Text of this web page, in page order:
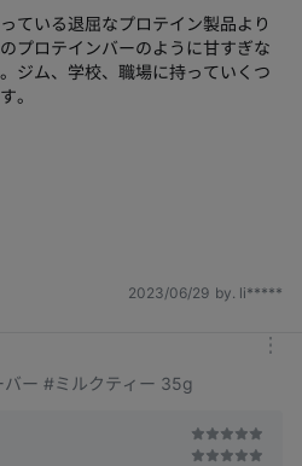
ている退屈なプロテイン製品より
プロテインバーのように甘すぎな
ジム、学校、職場に持っていくつ
。
2023/06/29 by. li*****
ー #ミルクティー 35g